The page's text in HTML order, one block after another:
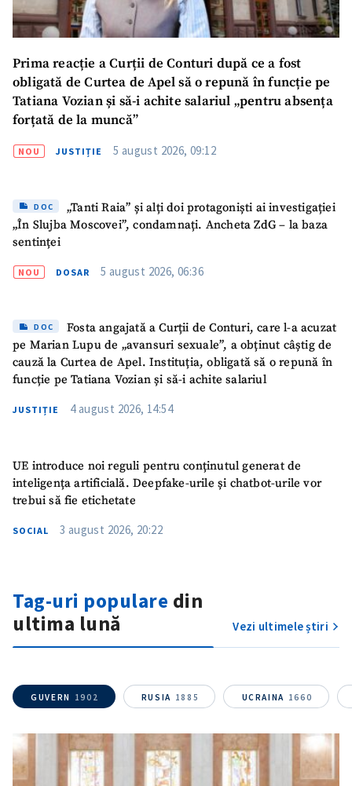
Prima reacție a Curții de Conturi după ce a fost
obligată de Curtea de Apel să o repună în funcție pe
Tatiana Vozian și să-i achite salariul „pentru absența
forțată de la muncă”
NOU JUSTIȚIE 5 august 2026, 09:12
DOC
„Tanti Raia” și alți doi protagoniști ai investigației
„În Slujba Moscovei”, condamnați. Ancheta ZdG – la baza
sentinței
NOU DOSAR 5 august 2026, 06:36
DOC
Fosta angajată a Curții de Conturi, care l-a acuzat
pe Marian Lupu de „avansuri sexuale”, a obținut câștig de
cauză la Curtea de Apel. Instituția, obligată să o repună în
funcție pe Tatiana Vozian și să-i achite salariul
JUSTIȚIE 4 august 2026, 14:54
UE introduce noi reguli pentru conținutul generat de
inteligența artificială. Deepfake-urile și chatbot-urile vor
trebui să fie etichetate
SOCIAL 3 august 2026, 20:22
Tag-uri populare din
ultima lună
Vezi ultimele știri
GUVERN 1902 RUSIA 1885 UCRAINA 1660
ȘTIREA MEA
Fotografie
+ Încarcă imagine
Link media+ Link media
Mesajul știrei
+ Mesajul știrei
CONTACT SURSĂ
Nume+ Numele meu
Am citit și sunt de
acord cu
confidențialitate